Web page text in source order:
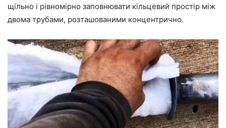
щільно і рівномірно заповнювати кільцевий простір між
двома трубами, розташованими концентрично.